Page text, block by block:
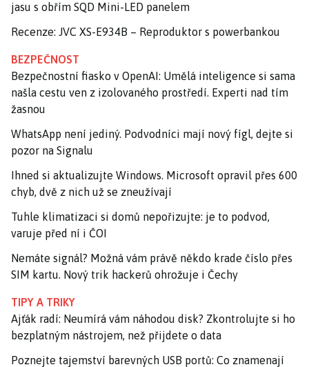
jasu s obřím SQD Mini-LED panelem
Recenze: JVC XS-E934B – Reproduktor s powerbankou
BEZPEČNOST
Bezpečnostní fiasko v OpenAI: Umělá inteligence si sama
našla cestu ven z izolovaného prostředí. Experti nad tím
žasnou
WhatsApp není jediný. Podvodníci mají nový fígl, dejte si
pozor na Signalu
Ihned si aktualizujte Windows. Microsoft opravil přes 600
chyb, dvě z nich už se zneužívají
Tuhle klimatizaci si domů nepořizujte: je to podvod,
varuje před ní i ČOI
Nemáte signál? Možná vám právě někdo krade číslo přes
SIM kartu. Nový trik hackerů ohrožuje i Čechy
TIPY A TRIKY
Ajťák radí: Neumírá vám náhodou disk? Zkontrolujte si ho
bezplatným nástrojem, než přijdete o data
Poznejte tajemství barevných USB portů: Co znamenají